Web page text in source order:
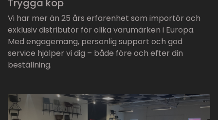
Trygga köp
Vi har mer än 25 års erfarenhet som importör och
exklusiv distributör för olika varumärken i Europa.
Med engagemang, personlig support och god
service hjälper vi dig – både före och efter din
beställning.